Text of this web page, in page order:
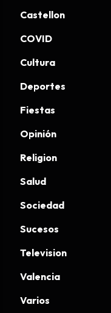
Castellon
COVID
Cultura
Deportes
Fiestas
Opinión
Religion
Salud
Sociedad
Sucesos
Television
Valencia
Varios